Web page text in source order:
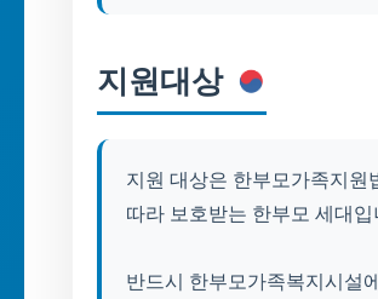
지원대상
지원 대상은 한부모가족지원
따라 보호받는 한부모 세대입
반드시 한부모가족복지시설